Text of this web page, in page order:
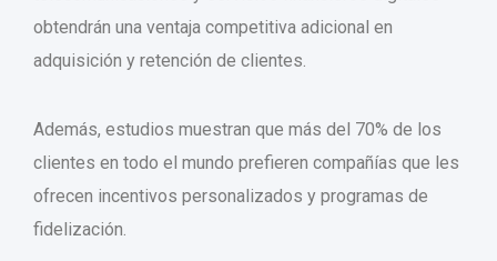
obtendrán una ventaja competitiva adicional en
adquisición y retención de clientes.
Además, estudios muestran que más del 70% de los
clientes en todo el mundo prefieren compañías que les
ofrecen incentivos personalizados y programas de
fidelización.